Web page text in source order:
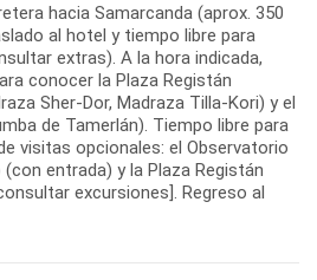
hacia Samarcanda (aprox. 350
al hotel y tiempo libre para
extras). A la hora indicada,
conocer la Plaza Registán
Sher-Dor, Madraza Tilla-Kori) y el
de Tamerlán). Tiempo libre para
visitas opcionales: el Observatorio
entrada) y la Plaza Registán
excursiones]. Regreso al